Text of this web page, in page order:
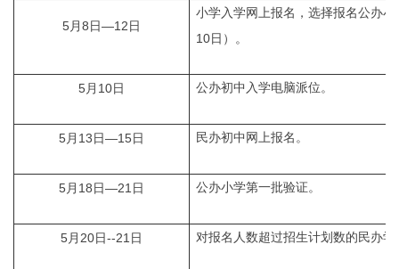
5月8日—12日
小学入学网上报名，选择报名公办
10日）。
5月10日 公办初中入学电脑派位。
5月13日—15日 民办初中网上报名。
5月18日—21日 公办小学第一批验证。
5月20日--21日 对报名人数超过招生计划数的民办